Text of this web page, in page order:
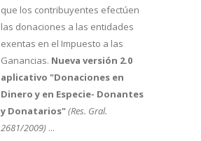
que los contribuyentes efectúen
las donaciones a las entidades
exentas en el Impuesto a las
Ganancias. Nueva versión 2.0
aplicativo "Donaciones en
Dinero y en Especie- Donantes
y Donatarios"(Res. Gral.
2681/2009) ...